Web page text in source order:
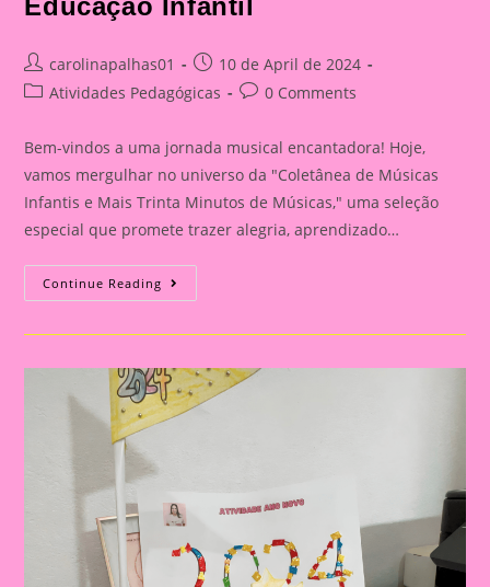
Educação Infantil
Post
author:
carolinapalhas01
Post
published:
10 de April de 2024
PostAtividades Pedagógicas
Post0 Comments
Bem-vindos a uma jornada musical encantadora! Hoje,
vamos mergulhar no universo da "Coletânea de Músicas
Infantis e Mais Trinta Minutos de Músicas," uma seleção
especial que promete trazer alegria, aprendizado…
Continue Reading Coletânea
De
Infantis
Trinta
Minutos
De
Músicas:
Educação
Infantil